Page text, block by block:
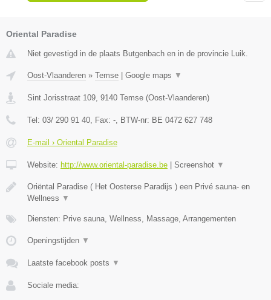
Oriental Paradise
Niet gevestigd in de plaats Butgenbach en in de provincie Luik.
Oost-Vlaanderen » Temse Google maps ▼
Sint Jorisstraat 109 9140 Temse (Oost-Vlaanderen)
Tel: 03/ 290 91 40 , Fax: - , BTW-nr: BE 0472 627 748
E-mail › Oriental Paradise
Website: http://www.oriental-paradise.be Screenshot ▼
Oriëntal Paradise ( Het Oosterse Paradijs ) een Privé sauna- en
Wellness ▼
Diensten: Prive sauna, Wellness, Massage, Arrangementen
Openingstijden ▼
Laatste facebook posts ▼
Sociale media: